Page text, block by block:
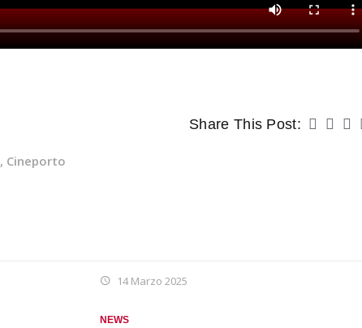
, Cineporto
Share This Post:
14 Marzo 2025
NEWS